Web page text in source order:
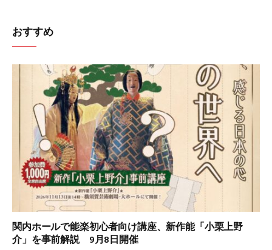
おすすめ
関内ホールで能楽初心者向け講座、新作能「小栗上野
介」を事前解説 9月8日開催